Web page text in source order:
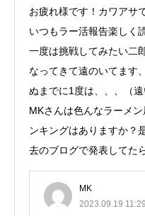
お疲れ様です！カワアサ
いつもラー活報告楽しく
一度は挑戦してみたい二
なってきて遠のいてます
ぬまでに1度は、、、（遠
MKさんは色んなラーメ
ンキングはありますか？
去のブログで発表してた
MK
2023.09.19